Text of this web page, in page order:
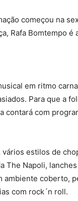
começou na
Rafa Bomtempo é
em ritmo
Para que a
com
estilos de
The Napoli,
ambiente coberto,
com rock´n roll.